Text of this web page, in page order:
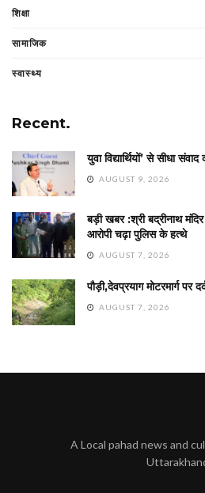
शिक्षा
सामाजिक
स्वास्थ्य
Recent.
युवा विद्यार्थियों’ से सीधा
AUGUST 9, 2026
बड़ी खबर :श्री बद्रीनाथ
आरोपी चढ़ा पुलिस के हत्थे
AUGUST 7, 2026
पौड़ी,देवप्रयाग मोटरमार्ग पर
AUGUST 7, 2026
A Local pahad news and